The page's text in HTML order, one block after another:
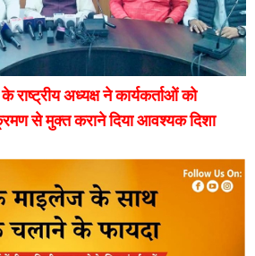
राष्ट्रीय अध्यक्ष ने कार्यकर्ताओं को
से मुक्त कराने दिया आवश्यक दिशा